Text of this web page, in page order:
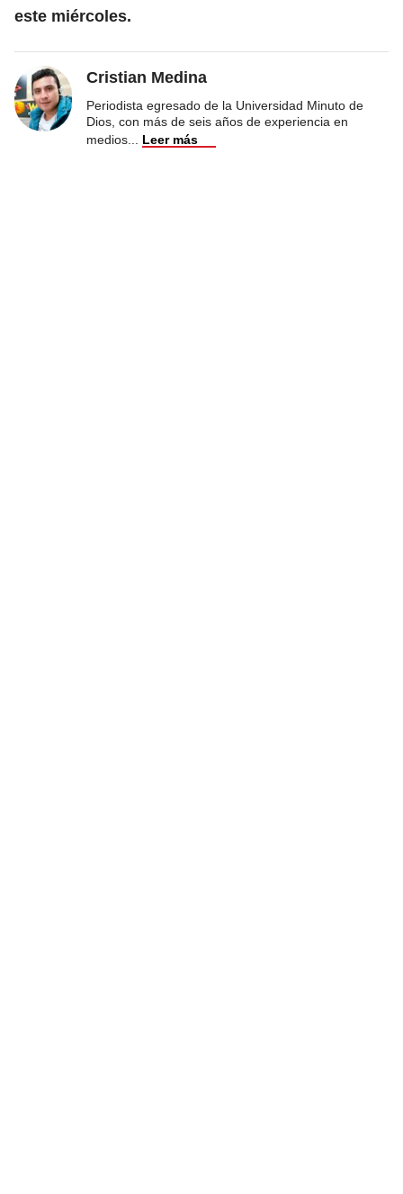
este miércoles.
Cristian Medina
Periodista egresado de la Universidad Minuto de
Dios, con más de seis años de experiencia en
medios
Leer más